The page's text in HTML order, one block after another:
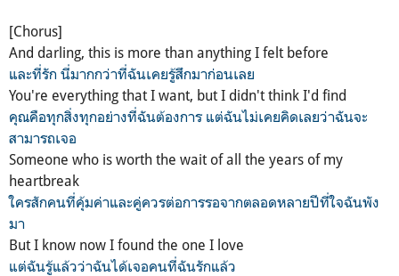
[Chorus]
And darling, this is more than anything I felt before
และที่รัก นี่มากกว่าที่ฉันเคยรู้สึกมาก่อนเลย
You're everything that I want, but I didn't think I'd find
คุณคือทุกสิ่งทุกอย่างที่ฉันต้องการ แต่ฉันไม่เคยคิดเลยว่าฉันจะ
สามารถเจอ
Someone who is worth the wait of all the years of my
heartbreak
ใครสักคนที่คุ้มค่าและคู่ควรต่อการรอจากตลอดหลายปีที่ใจฉันพัง
มา
But I know now I found the one I love
แต่ฉันรู้แล้วว่าฉันได้เจอคนที่ฉันรักแล้ว